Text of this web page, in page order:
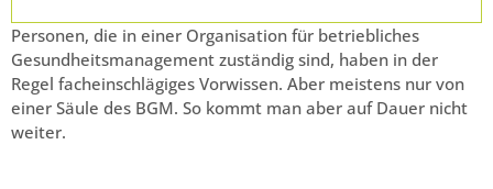
Personen, die in einer Organisation für betriebliches
Gesundheitsmanagement zuständig sind, haben in der
Regel facheinschlägiges Vorwissen. Aber meistens nur von
einer Säule des BGM. So kommt man aber auf Dauer nicht
weiter.